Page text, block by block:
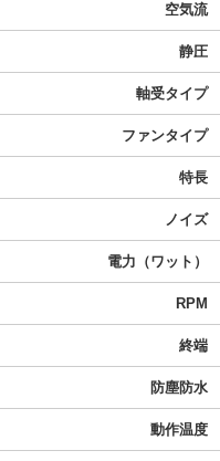
空気流
静圧
軸受タイプ
ファンタイプ
特長
ノイズ
電力（ワット）
RPM
終端
防塵防水
動作温度